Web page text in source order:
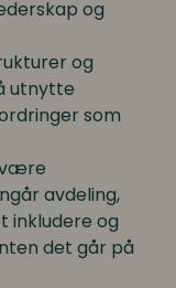
og
og
utnytte
som
være
avdeling,
inkludere og
det går på